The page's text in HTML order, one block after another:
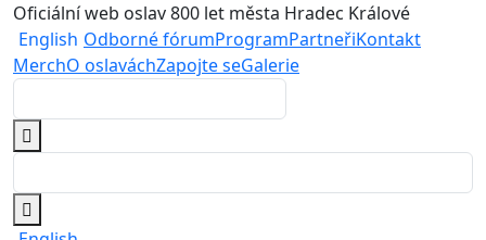
Oficiální web oslav 800 let města Hradec Králové
English Odborné fórumProgramPartneřiKontakt
MerchO oslaváchZapojte seGalerie